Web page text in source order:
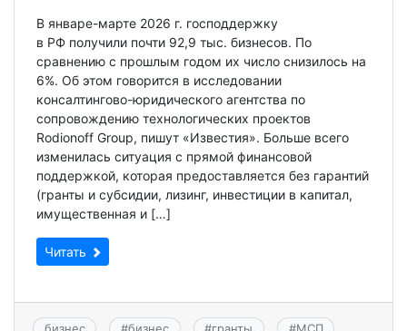
В январе-марте 2026 г. господдержку
в РФ получили почти 92,9 тыс. бизнесов. По
сравнению с прошлым годом их число снизилось на
6%. Об этом говорится в исследовании
консалтингово-юридического агентства по
сопровождению технологических проектов
Rodionoff Group, пишут «Известия». Больше всего
изменилась ситуация с прямой финансовой
поддержкой, которая предоставляется без гарантий
(гранты и субсидии, лизинг, инвестиции в капитал,
имущественная и […]
Читать